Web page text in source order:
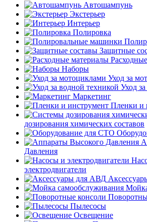
Автошампунь
Экстерьер
Интерьер
Полировка
Защитные
Наборы
Уход за
Уход
Маркетинг
Пленки и
дозирования химических составов
Давления
электродвигатели
Пылесосы
Освещение